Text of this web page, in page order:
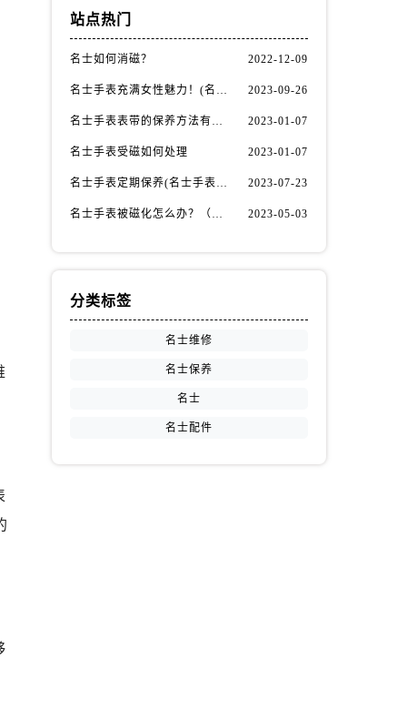
站点热门
名士如何消磁？ 2022-12-09
名士手表充满女性魅力！(名士手表推荐！) 2023-09-26
名士手表表带的保养方法有哪些？ 2023-01-07
名士手表受磁如何处理 2023-01-07
名士手表定期保养(名士手表的保养方法) 2023-07-23
名士手表被磁化怎么办？（名士手表磁化处理方法） 2023-05-03
分类标签
名士维修
名士保养
名士
名士配件